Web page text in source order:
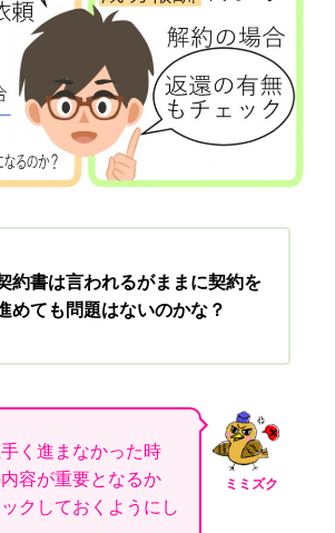
約書は言われるがままに契約を
めても問題はないのかな？
ミミズク
く進まなかった時
容が重要となるか
クしておくようにし